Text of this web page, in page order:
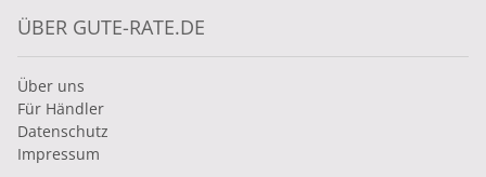
ÜBER GUTE-RATE.DE
Über uns
Für Händler
Datenschutz
Impressum